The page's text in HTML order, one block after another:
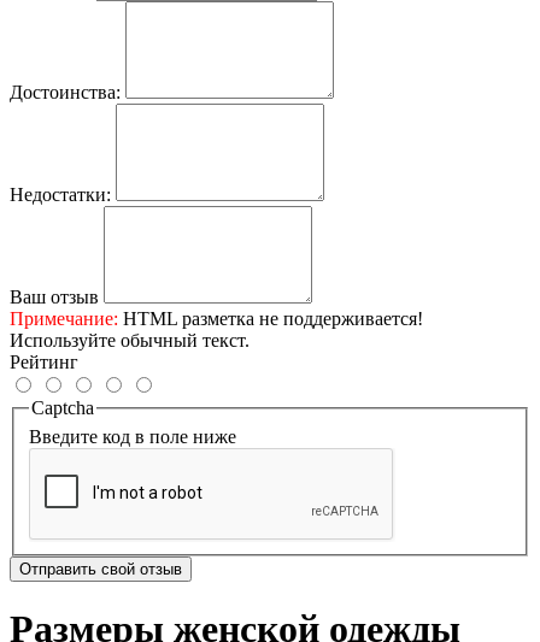
Достоинства:
Недостатки:
Ваш отзыв
Примечание: HTML разметка не поддерживается!
Используйте обычный текст.
Рейтинг
Captcha
Введите код в поле ниже
Отправить свой отзыв
Размеры женской одежды